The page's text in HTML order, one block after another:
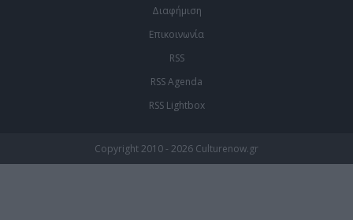
Διαφήμιση
Επικοινωνία
RSS
RSS Agenda
RSS Lightbox
Copyright 2010 - 2026 Culturenow.gr